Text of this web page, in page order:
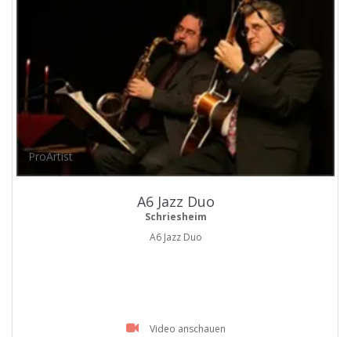
ProArtist
A6 Jazz Duo
Schriesheim
A6 Jazz Duo
Video anschauen